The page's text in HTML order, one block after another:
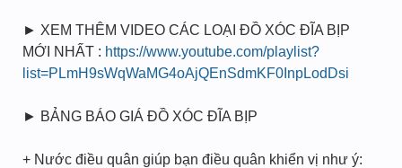
► XEM THÊM VIDEO CÁC LOẠI ĐỒ XÓC ĐĨA BỊP
MỚI NHẤT : https://www.youtube.com/playlist?
list=PLmH9sWqWaMG4oAjQEnSdmKF0InpLodDsi
► BẢNG BÁO GIÁ ĐỒ XÓC ĐĨA BỊP
+ Nước điều quân giúp bạn điều quân khiển vị như ý: